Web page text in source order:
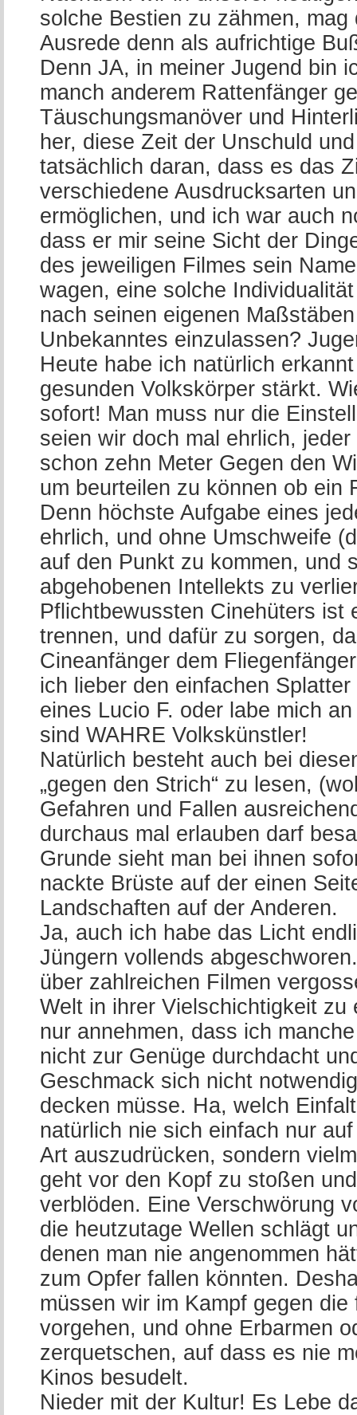
solche Bestien zu zähmen,
Ausrede denn als aufrichtige
Denn JA, in meiner Jugend bin
manch anderem Rattenfänger
Täuschungsmanöver und
her, diese Zeit der Unschuld
tatsächlich daran, dass es das
verschiedene Ausdrucksarten
ermöglichen, und ich war auch
dass er mir seine Sicht der
des jeweiligen Filmes sein
wagen, eine solche
nach seinen eigenen
Unbekanntes einzulassen?
Heute habe ich natürlich
gesunden Volkskörper stärkt.
sofort! Man muss nur die
seien wir doch mal ehrlich,
schon zehn Meter Gegen den
um beurteilen zu können ob ein
Denn höchste Aufgabe eines
ehrlich, und ohne Umschweife
auf den Punkt zu kommen, und
abgehobenen Intellekts zu
Pflichtbewussten Cinehüters ist
trennen, und dafür zu sorgen,
Cineanfänger dem
ich lieber den einfachen
eines Lucio F. oder labe mich
sind WAHRE Volkskünstler!
Natürlich besteht auch bei
„gegen den Strich“ zu lesen,
Gefahren und Fallen
durchaus mal erlauben darf
Grunde sieht man bei ihnen
nackte Brüste auf der einen
Landschaften auf der Anderen.
Ja, auch ich habe das Licht
Jüngern vollends
über zahlreichen Filmen
Welt in ihrer Vielschichtigkeit
nur annehmen, dass ich
nicht zur Genüge durchdacht
Geschmack sich nicht
decken müsse. Ha, welch
natürlich nie sich einfach nur
Art auszudrücken, sondern
geht vor den Kopf zu stoßen
verblöden. Eine Verschwörung
die heutzutage Wellen schlägt
denen man nie angenommen
zum Opfer fallen könnten.
müssen wir im Kampf gegen
vorgehen, und ohne Erbarmen
zerquetschen, auf dass es nie
Kinos besudelt.
Nieder mit der Kultur! Es Lebe